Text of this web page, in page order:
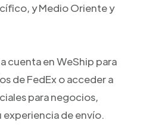
y Medio Oriente y
cuenta en WeShip para
de FedEx o acceder a
para negocios,
experiencia de envío.